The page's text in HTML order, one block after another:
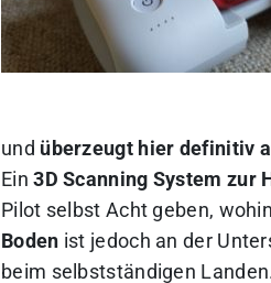
und überzeugt hier definitiv
Ein3D Scanning System zur
Pilot selbst Acht geben,
Boden ist jedoch an der
beim selbstständigen